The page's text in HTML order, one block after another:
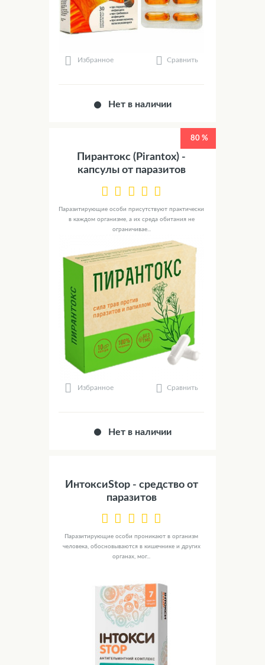
Избранное Сравнить
Нет в наличии
80 %
Пирантокс (Pirantox) -
капсулы от паразитов
Паразитирующие особи присутствуют практически
в каждом организме, а их среда обитания не
ограничивае...
Избранное Сравнить
Нет в наличии
ИнтоксиStop - средство от
паразитов
Паразитирующие особи проникают в организм
человека, обосновываются в кишечнике и других
органах, мог...